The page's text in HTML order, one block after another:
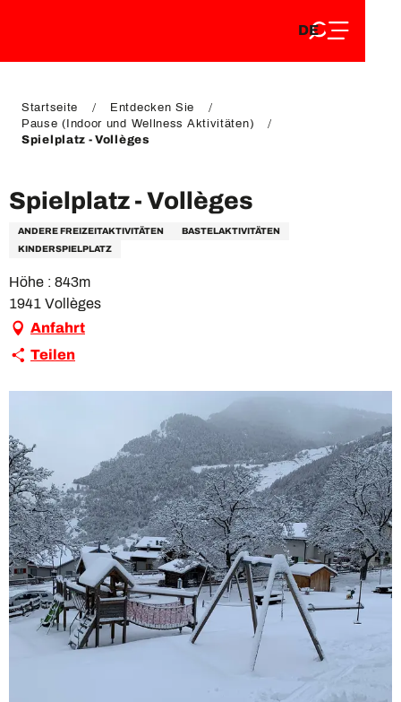
EN
DE
FR
Startseite
Entdecken Sie
Pause (Indoor und Wellness Aktivitäten)
Spielplatz - Vollèges
Spielplatz - Vollèges
ANDERE FREIZEITAKTIVITÄTEN
BASTELAKTIVITÄTEN
KINDERSPIELPLATZ
Höhe : 843m
1941 Vollèges
Anfahrt
Teilen